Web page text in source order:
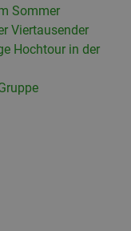
Sommer
Viertausender
Hochtour in der